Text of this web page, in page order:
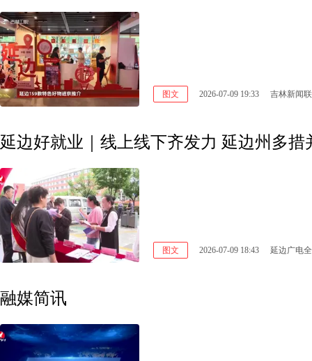
图文 2026-07-09 19:33 吉林新闻
延边好就业｜线上线下齐发力 延边州多措
图文 2026-07-09 18:43 延边广电
融媒简讯